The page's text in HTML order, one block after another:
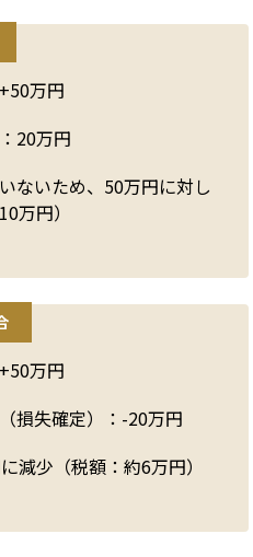
万円
20万円
ないため、50万円に対し
万円）
万円
損失確定）：-20万円
減少（税額：約6万円）